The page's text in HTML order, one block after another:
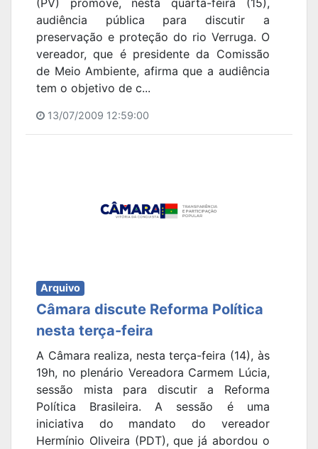
audiência pública para discutir a
preservação e proteção do rio Verruga. O
vereador, que é presidente da Comissão
de Meio Ambiente, afirma que a audiência
tem o objetivo de c...
13/07/2009 12:59:00
Arquivo
Câmara discute Reforma Política
nesta terça-feira
A Câmara realiza, nesta terça-feira (14), às
19h, no plenário Vereadora Carmem Lúcia,
sessão mista para discutir a Reforma
Política Brasileira. A sessão é uma
iniciativa do mandato do vereador
Hermínio Oliveira (PDT), que já abordou o